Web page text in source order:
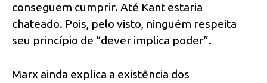
conseguem cumprir. Até Kant estaria
chateado. Pois, pelo visto, ninguém respeita
seu princípio de “dever implica poder”.
Marx ainda explica a existência dos